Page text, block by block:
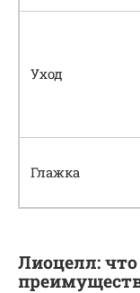
Уход
Глажка
Лиоцелл: что